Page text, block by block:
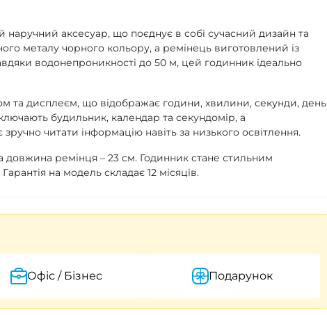
наручний аксесуар, що поєднує в собі сучасний дизайн та
металу чорного кольору, а ремінець виготовлений із
водонепроникності до 50 м, цей годинник ідеально
та дисплеєм, що відображає години, хвилини, секунди, день
будильник, календар та секундомір, а
читати інформацію навіть за низького освітлення.
довжина ремінця – 23 см. Годинник стане стильним
на модель складає 12 місяців.
Офіс / Бізнес Подарунок